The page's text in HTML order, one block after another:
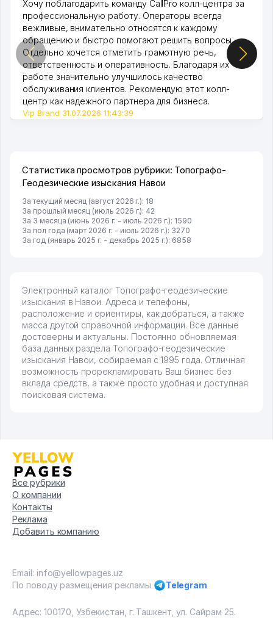
Хочу поблагодарить команду CallPro колл-центра за
профессиональную работу. Операторы всегда
вежливые, внимательно относятся к каждому
обращению и быстро помогают решить вопросы.
Отдельно хочется отметить грамотную речь,
ответственность и оперативность. Благодаря их
работе значительно улучшилось качество
обслуживания клиентов. Рекомендую этот колл-
центр как надежного партнера для бизнеса.
Vip Brand 31.07.2026 11:43:39
Статистика просмотров рубрики: Топографо-
Геодезические изыскания Навои
За текущий месяц (август 2026 г.): 18
За прошлый месяц (июль 2026 г.): 42
За 3 месяца (июнь 2026 г. - июль 2026 г.): 1590
За пол года (март 2026 г. - июль 2026 г.): 3270
За год (январь 2025 г. - декабрь 2025 г.): 6858
Электронный каталог Топографо-геодезические
изыскания в Навои. Адреса и телефоны,
расположение и ориентиры, как добраться, а также
масса другой справочной информации. Все данные
достоверны и актуальны. Постоянно обновляемая
база данных раздела Топографо-геодезические
изыскания Навои, собираемая с 1995 года. Отличная
возможность прорекламировать Ваш бизнес без
вклада средств, а также просто удобная и доступная
поисковая система.
Все рубрики
О компании
Контакты
Реклама
Добавить компанию
Email: info@yellowpages.uz
По поводу размещения рекламы
Telegram
Адрес: 100170, Узбекистан, г. Ташкент, ул. Сайрам 25.